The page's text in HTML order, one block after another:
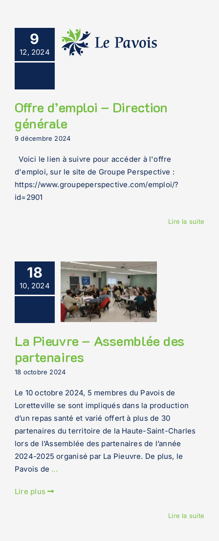
9
12, 2024
Offre d’emploi – Direction
générale
9 décembre 2024
Voici le lien à suivre pour accéder à l'offre
d'emploi, sur le site de Groupe Perspective :
https://www.groupeperspective.com/emploi/?
id=2901
Lire la suite
18
10, 2024
La Pieuvre – Assemblée des
partenaires
18 octobre 2024
Le 10 octobre 2024, 5 membres du Pavois de
Loretteville se sont impliqués dans la production
d’un repas santé et varié offert à plus de 30
partenaires du territoire de la Haute-Saint-Charles
lors de l’Assemblée des partenaires de l’année
2024-2025 organisé par La Pieuvre. De plus, le
Pavois de ...
Lire plus
Lire la suite